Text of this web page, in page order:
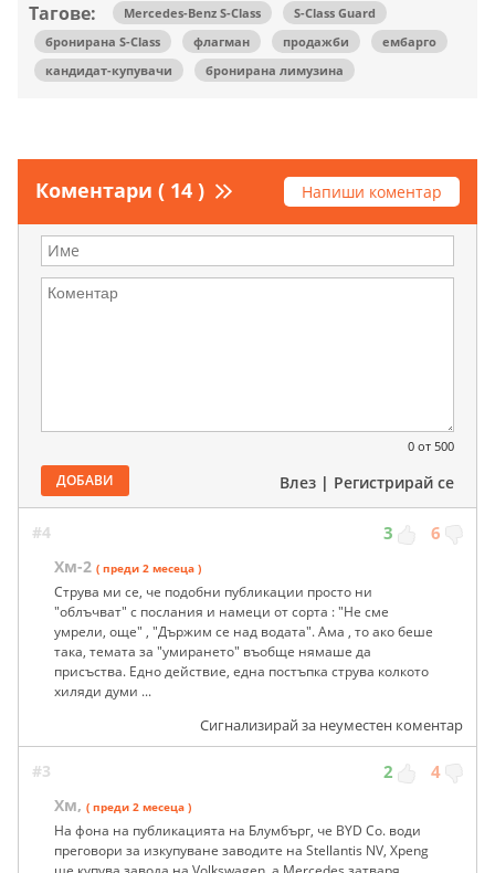
Тагове: Mercedes-Benz S-Class
S-Class Guard
бронирана S-Class
флагман продажби
ембарго
кандидат-купувачи
бронирана лимузина
Коментари ( 14 ) Напиши коментар
0 от 500
ДОБАВИ Влез | Регистрирай се
#4 3 6
Хм-2 ( преди 2 месеца )
Струва ми се, че подобни публикации просто ни
"облъчват" с послания и намеци от сорта : "Не сме
умрели, още" , "Държим се над водата". Ама , то ако беше
така, темата за "умирането" въобще нямаше да
присъства. Едно действие, една постъпка струва колкото
хиляди думи ...
Сигнализирай за неуместен коментар
#3 2 4
Хм, ( преди 2 месеца )
На фона на публикацията на Блумбърг, че BYD Co. води
преговори за изкупуване заводите на Stellantis NV, Xpeng